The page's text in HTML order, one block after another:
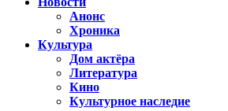
Анонс
Хроника
Культура
Дом актёра
Литература
Кино
Культурное наследие